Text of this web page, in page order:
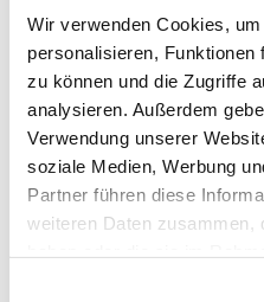
Wir verwenden Cookies,
personalisieren, Funktionen
zu können und die Zugriffe
analysieren. Außerdem
Verwendung unserer
soziale Medien, Werbung
Partner führen diese
weiteren Daten zusammen,
werden. Spätestens im Alter
sollten sie sich an die
Behandlungsumgebung
Sie Ihre Kinder bei uns mit
Licht „anzaubern“ und die
erhalten Sie den Berliner
Sie den Überblick und
Vorsorgeablauf bis zum 6.